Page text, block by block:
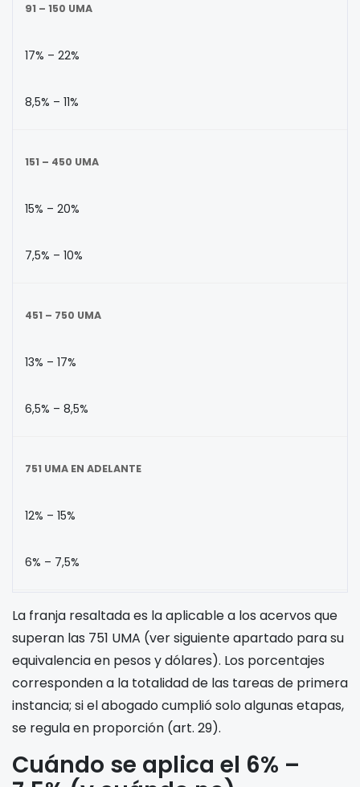
91 – 150 UMA
17% – 22%
8,5% – 11%
151 – 450 UMA
15% – 20%
7,5% – 10%
451 – 750 UMA
13% – 17%
6,5% – 8,5%
751 UMA EN ADELANTE
12% – 15%
6% – 7,5%
La franja resaltada es la aplicable a los acervos que
superan las 751 UMA (ver siguiente apartado para su
equivalencia en pesos y dólares). Los porcentajes
corresponden a la totalidad de las tareas de primera
instancia; si el abogado cumplió solo algunas etapas,
se regula en proporción (art. 29).
Cuándo se aplica el 6% –